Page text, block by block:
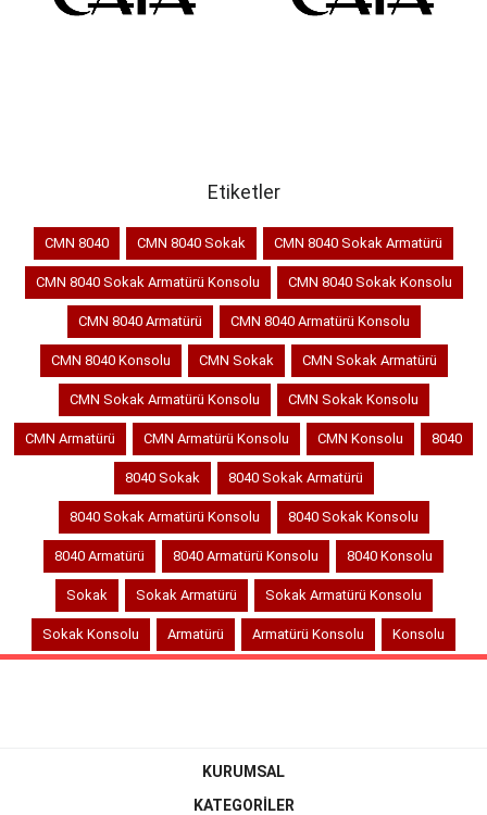
Etiketler
CMN 8040 CMN 8040 Sokak CMN 8040 Sokak Armatürü
CMN 8040 Sokak Armatürü Konsolu CMN 8040 Sokak Konsolu
CMN 8040 Armatürü CMN 8040 Armatürü Konsolu
CMN 8040 Konsolu CMN Sokak CMN Sokak Armatürü
CMN Sokak Armatürü Konsolu CMN Sokak Konsolu
CMN Armatürü CMN Armatürü Konsolu CMN Konsolu 8040
8040 Sokak 8040 Sokak Armatürü
8040 Sokak Armatürü Konsolu 8040 Sokak Konsolu
8040 Armatürü 8040 Armatürü Konsolu 8040 Konsolu
Sokak Sokak Armatürü Sokak Armatürü Konsolu
Sokak Konsolu Armatürü Armatürü Konsolu Konsolu
KURUMSAL
KATEGORİLER